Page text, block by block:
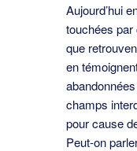
Aujourd’hui
touchées
que
en
champs
pour cause
Peut-on